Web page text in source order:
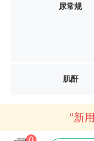
尿常规
肌酐
"新